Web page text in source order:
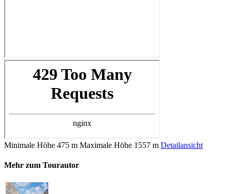
Minimale Höhe 475 m Maximale Höhe 1557 m Detailansicht
Mehr zum Tourautor